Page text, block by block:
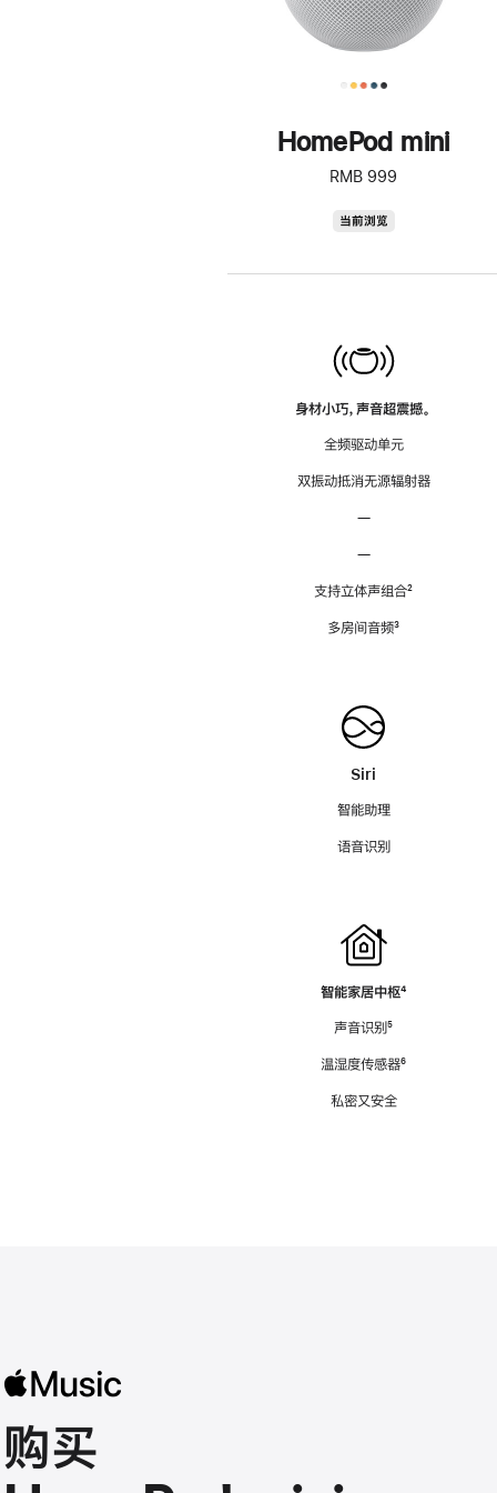
HomePod mini
RMB 999
当前浏览
身材小巧，声音超震撼。
全频驱动单元
双振动抵消无源辐射器
—
—
支持立体声组合脚
²
多房间音频脚
³
Siri
智能助理
语音识别
智能家居中枢脚
⁴
声音识别脚
⁵
温湿度传感器脚
⁶
私密又安全
购买